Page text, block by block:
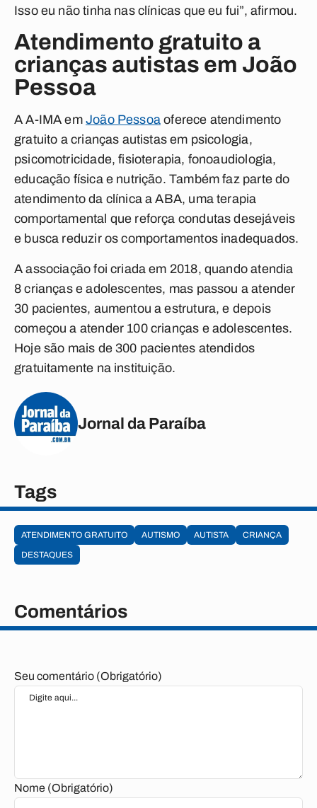
Isso eu não tinha nas clínicas que eu fui”, afirmou.
Atendimento gratuito a
crianças autistas em João
Pessoa
A A-IMA em João Pessoaoferece atendimento
gratuito a crianças autistas em psicologia,
psicomotricidade, fisioterapia, fonoaudiologia,
educação física e nutrição. Também faz parte do
atendimento da clínica a ABA, uma terapia
comportamental que reforça condutas desejáveis
e busca reduzir os comportamentos inadequados.
A associação foi criada em 2018, quando atendia
8 crianças e adolescentes, mas passou a atender
30 pacientes, aumentou a estrutura, e depois
começou a atender 100 crianças e adolescentes.
Hoje são mais de 300 pacientes atendidos
gratuitamente na instituição.
Jornal da Paraíba
Tags
ATENDIMENTO GRATUITO AUTISMO AUTISTA
CRIANÇA
DESTAQUES
Comentários
Seu comentário (Obrigatório)
Nome (Obrigatório)